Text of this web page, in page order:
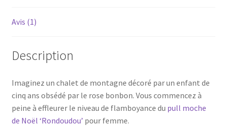
Avis (1)
Description
Imaginez un chalet de montagne décoré par un enfant de
cinq ans obsédé par le rose bonbon. Vous commencez à
peine à effleurer le niveau de flamboyance du pull moche
de Noël ‘Rondoudou’ pour femme.